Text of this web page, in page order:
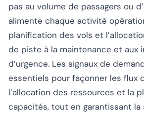
pas au volume de passagers ou
alimente chaque activité
planification des vols et
de piste à la maintenance et aux
d’urgence. Les signaux de
essentiels pour façonner les flux
l’allocation des ressources et la
capacités, tout en garantissant